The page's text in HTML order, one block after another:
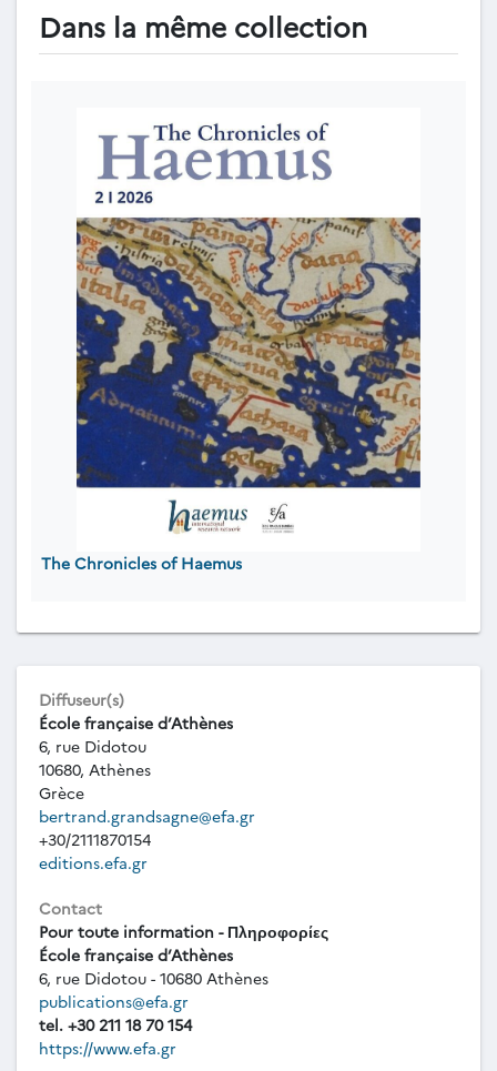
Dans la même collection
The Chronicles of Haemus
Diffuseur(s)
École française d’Athènes
6, rue Didotou
10680, Athènes
Grèce
bertrand.grandsagne@efa.gr
+30/2111870154
editions.efa.gr
Contact
Pour toute information - Πληροφορίες
École française d’Athènes
6, rue Didotou - 10680 Athènes
publications@efa.gr
tel. +30 211 18 70 154
https://www.efa.gr